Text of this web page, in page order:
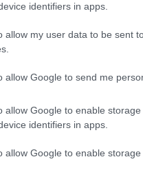
identifiers in apps.
allow my user data to be sent
allow Google to send me
allow Google to enable
identifiers in apps.
allow Google to enable